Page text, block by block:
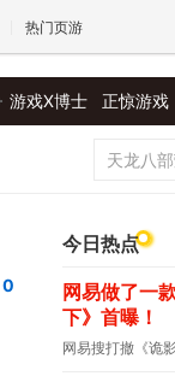
热门页游
王权与自由 诛仙世
游戏X博士 正惊游戏
0
今日热点
网易做了一
下》首曝！
网易搜打撤《诡